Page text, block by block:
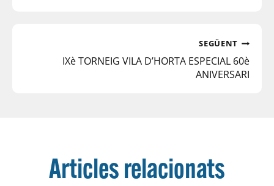
SEGÜENT
IXè TORNEIG VILA D’HORTA ESPECIAL 60è
ANIVERSARI
Articles relacionats